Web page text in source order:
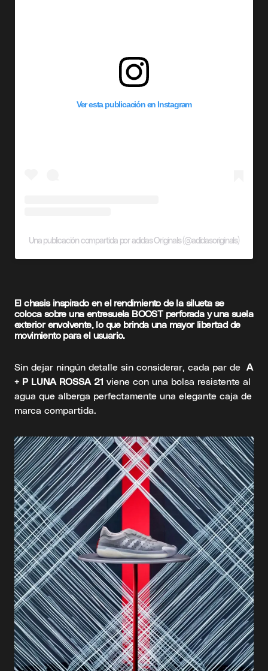
Ver esta publicación en Instagram
Una publicación compartida por adidas Originals (@adidasoriginals)
El chasis inspirado en el rendimiento de la silueta se
coloca sobre una entresuela BOOST perforada y una suela
exterior envolvente, lo que brinda una mayor libertad de
movimiento para el usuario.
Sin dejar ningún detalle sin considerar, cada par de A
+ P LUNA ROSSA 21 viene con una bolsa resistente al
agua que alberga perfectamente una elegante caja de
marca compartida.